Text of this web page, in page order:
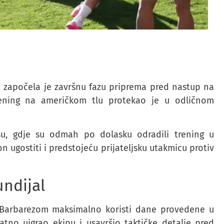
je završnu fazu priprema pred nastup na
na američkom tlu protekao je u odličnom
gdje su odmah po dolasku odradili trening u
ugostiti i predstojeću prijateljsku utakmicu protiv
maksimalno koristi dane provedene u